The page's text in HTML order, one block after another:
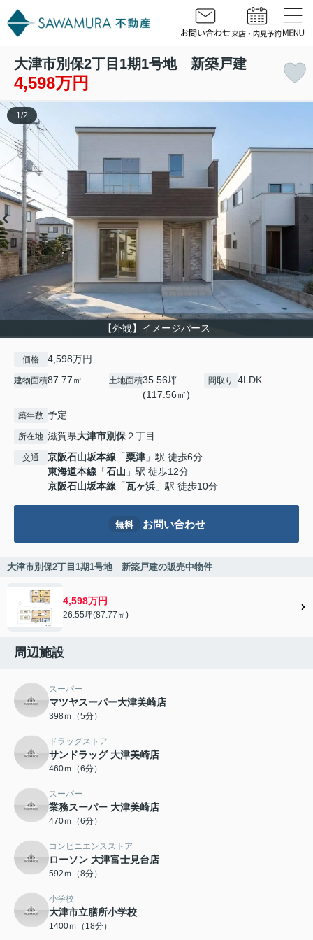
大津市別保2丁目1期1号地 新築戸建
4,598万円
【外観】イメージパース
1 /2
価格 4,598万円
建物面積87.77㎡ 土地面積35.56坪
(117.56㎡)
間取り 4LDK
築年数 予定
所在地 滋賀県大津市別保２丁目
交通 京阪石山坂本線 「粟津 」駅 徒歩6分
東海道本線 「石山 」駅 徒歩12分
京阪石山坂本線 「瓦ヶ浜 」駅 徒歩10分
無料 お問い合わせ
大津市別保2丁目1期1号地 新築戸建の販売中物件
4,598万円
26.55坪(87.77㎡)
周辺施設
スーパー
マツヤスーパー大津美崎店
398ｍ（5分）
ドラッグストア
サンドラッグ 大津美崎店
460ｍ（6分）
スーパー
業務スーパー 大津美崎店
470ｍ（6分）
コンビニエンスストア
ローソン 大津富士見台店
592ｍ（8分）
小学校
大津市立膳所小学校
1400ｍ（18分）